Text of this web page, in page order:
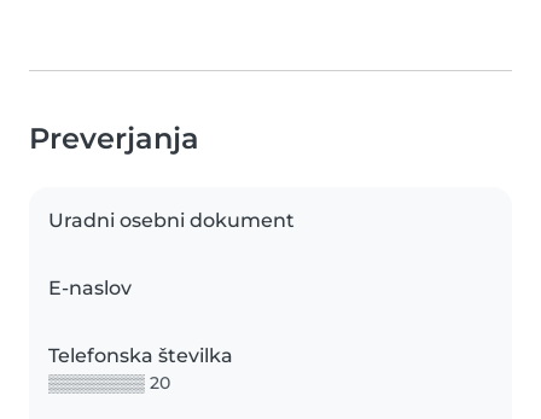
Preverjanja
Uradni osebni dokument
E-naslov
Telefonska številka
▒▒▒▒▒▒▒▒ 20